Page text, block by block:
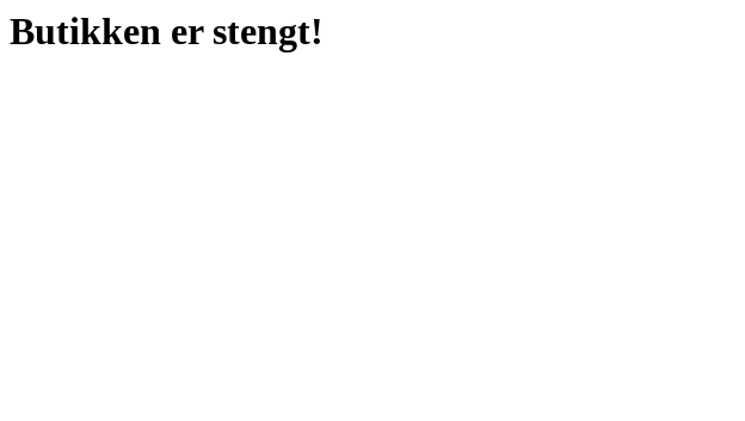
Butikken er stengt!